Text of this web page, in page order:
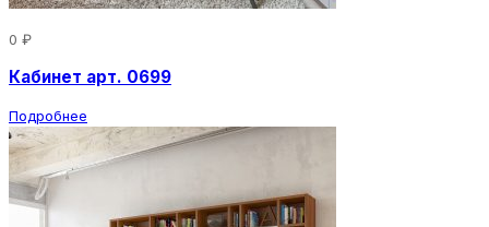
0 ₽
Кабинет арт. 0699
Подробнее